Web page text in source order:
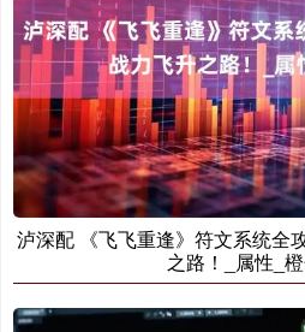
泸深配 《飞飞重逢》符文系统全
之路！_属性_